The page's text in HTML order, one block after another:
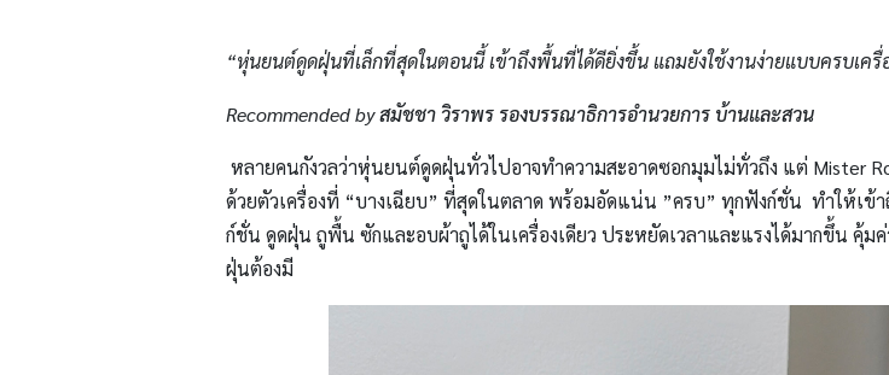
“หุ่นยนต์ดูดฝุ่นที่เล็กที่สุดในตอนนี้ เข้าถึงพื้นที่ได้ดียิ่งขึ้น แถมยังใช้งานง่ายแบบครบเครื่
Recommended byสมัชชา วิราพร รองบรรณาธิการอำนวยการ บ้านและสวน
หลายคนกังวลว่าหุ่นยนต์ดูดฝุ่นทั่วไปอาจทำความสะอาดซอกมุมไม่ทั่วถึง แต่ Mister
ด้วยตัวเครื่องที่ “บางเฉียบ” ที่สุดในตลาด พร้อมอัดแน่น ”ครบ” ทุกฟังก์ชั่น ทำให้เ
ก์ชั่น ดูดฝุ่น ถูพื้น ซักและอบผ้าถูได้ในเครื่องเดียว ประหยัดเวลาและแรงได้มากขึ้น
ฝุ่นต้องมี